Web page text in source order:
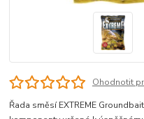
Ohodnotit
Řada směsí EXTREME